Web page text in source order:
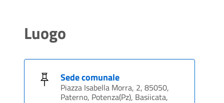
Luogo
Sede comunale
Piazza Isabella Morra, 2, 85050,
Paterno, Potenza(Pz), Basiicata,